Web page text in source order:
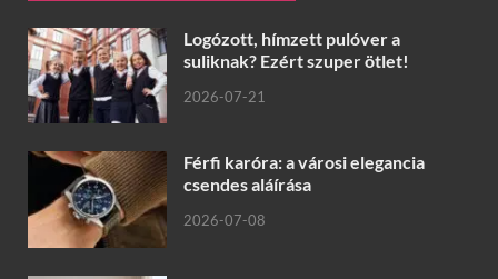
Logózott, hímzett pulóver a
suliknak? Ezért szuper ötlet!
2026-07-21
Férfi karóra: a városi elegancia
csendes aláírása
2026-07-08